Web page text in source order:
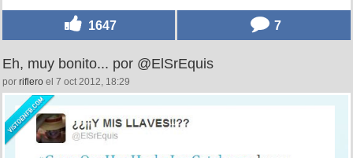
1647 7
Eh, muy bonito... por @ElSrEquis
por riflero el 7 oct 2012, 18:29